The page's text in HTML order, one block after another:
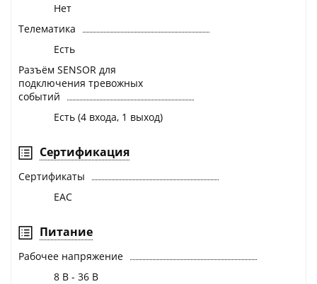
Нет
Телематика
Есть
Разъём SENSOR для
подключения тревожных
событий
Есть (4 входа, 1 выход)
Сертификация
Сертификаты
EAC
Питание
Рабочее напряжение
8 В - 36 В